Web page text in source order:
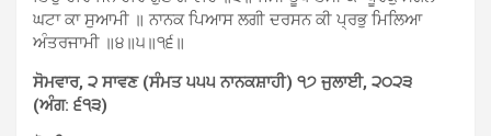
ਘਟਾ ਕਾ ਸੁਆਮੀ ॥ ਨਾਨਕ ਪਿਆਸ ਲਗੀ ਦਰਸਨ ਕੀ ਪ੍ਰਭੁ ਮਿਲਿਆ
ਅੰਤਰਜਾਮੀ ॥੪॥੫॥੧੬॥
ਸੋਮਵਾਰ, ੨ ਸਾਵਣ (ਸੰਮਤ ੫੫੫ ਨਾਨਕਸ਼ਾਹੀ) ੧੭ ਜੁਲਾਈ, ੨੦੨੩
(ਅੰਗ: ੬੧੩)